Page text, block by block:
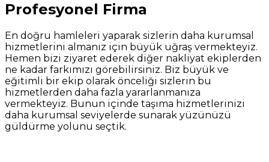
Profesyonel Firma
En doğru hamleleri yaparak sizlerin daha kurumsal
hizmetlerini almanız için büyük uğraş vermekteyiz.
Hemen bizi ziyaret ederek diğer nakliyat ekiplerden
ne kadar farkımızı görebilirsiniz. Biz büyük ve
eğitimli bir ekip olarak önceliği sizlerin bu
hizmetlerden daha fazla yararlanmanıza
vermekteyiz. Bunun içinde taşıma hizmetlerinizi
daha kurumsal seviyelerde sunarak yüzünüzü
güldürme yolunu seçtik.